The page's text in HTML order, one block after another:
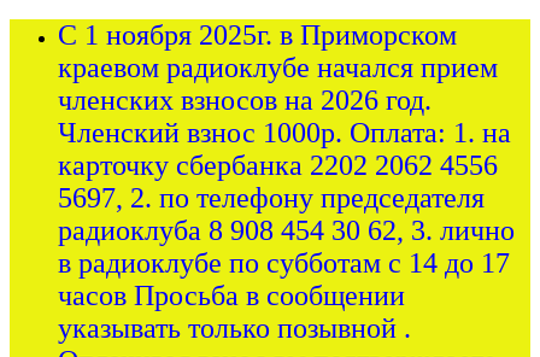
С 1 ноября 2025г. в Приморском
краевом радиоклубе начался прием
членских взносов на 2026 год.
Членский взнос 1000р. Оплата: 1. на
карточку сбербанка 2202 2062 4556
5697, 2. по телефону председателя
радиоклуба 8 908 454 30 62, 3. лично
в радиоклубе по субботам с 14 до 17
часов Просьба в сообщении
указывать только позывной .